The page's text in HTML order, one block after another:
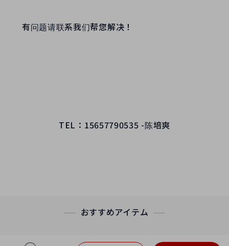
有问题请联系我们帮您解决！
TEL：15657790535 -陈培爽
おすすめアイテム